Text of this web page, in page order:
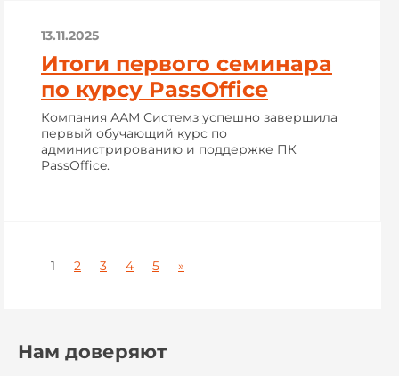
13.11.2025
Итоги первого семинара
по курсу PassOffice
Компания ААМ Системз успешно завершила
первый обучающий курс по
администрированию и поддержке ПК
PassOffice.
1 2 3 4 5 »
Нам доверяют